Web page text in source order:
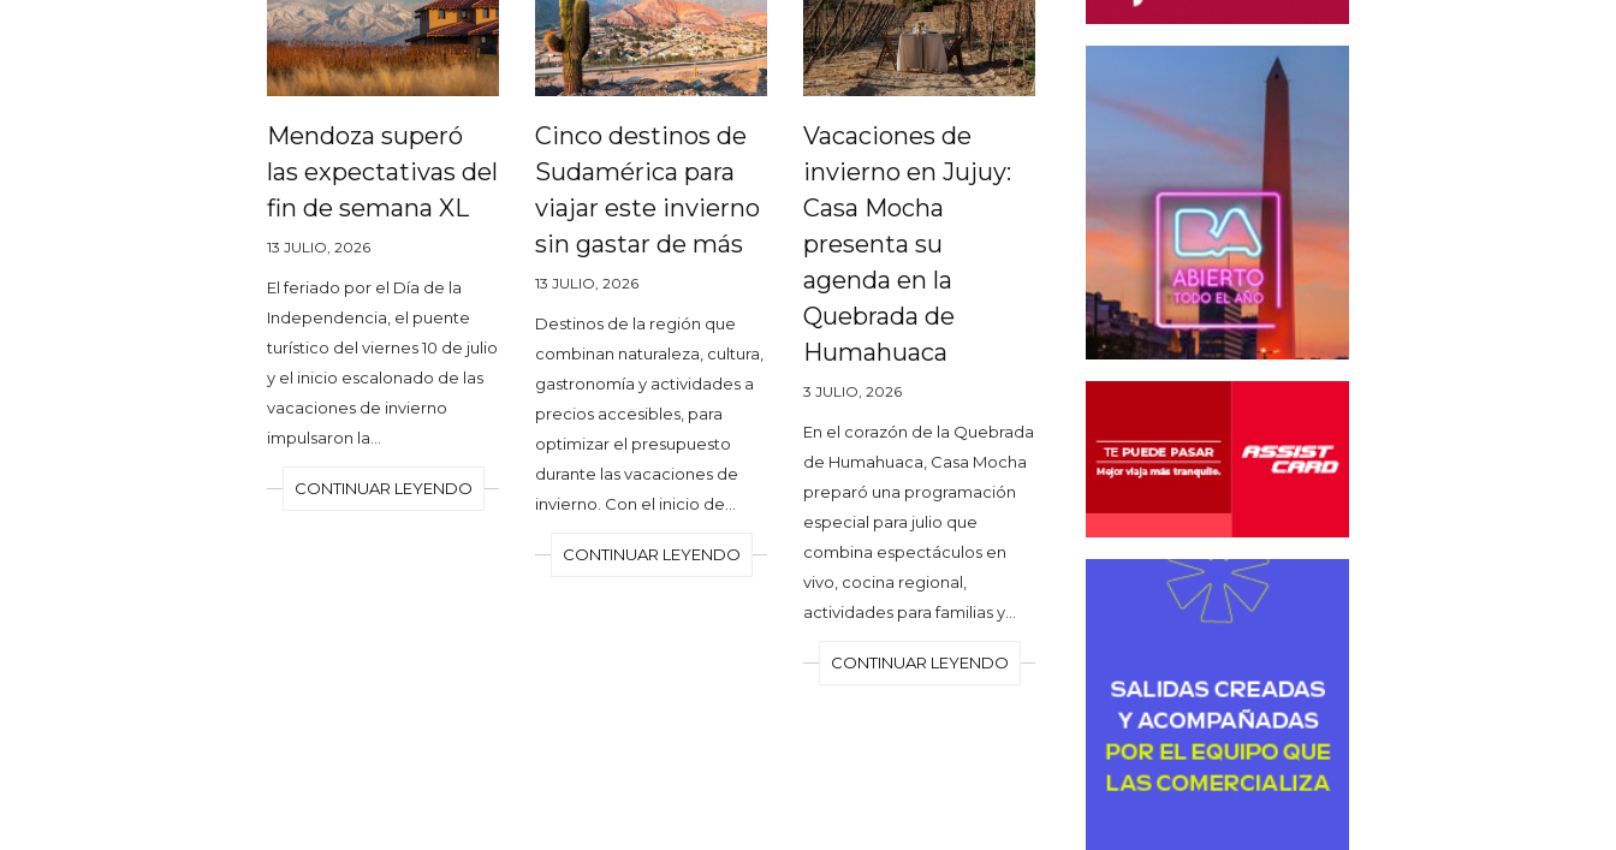
Mendoza superó
las expectativas del
fin de semana XL
13 JULIO, 2026
El feriado por el Día de la
Independencia, el puente
turístico del viernes 10 de julio
y el inicio escalonado de las
vacaciones de invierno
impulsaron la…
CONTINUAR LEYENDO
Cinco destinos de
Sudamérica para
viajar este invierno
sin gastar de más
13 JULIO, 2026
Destinos de la región que
combinan naturaleza, cultura,
gastronomía y actividades a
precios accesibles, para
optimizar el presupuesto
durante las vacaciones de
invierno. Con el inicio de…
CONTINUAR LEYENDO
Vacaciones de
invierno en Jujuy:
Casa Mocha
presenta su
agenda en la
Quebrada de
Humahuaca
3 JULIO, 2026
En el corazón de la Quebrada
de Humahuaca, Casa Mocha
preparó una programación
especial para julio que
combina espectáculos en
vivo, cocina regional,
actividades para familias y…
CONTINUAR LEYENDO